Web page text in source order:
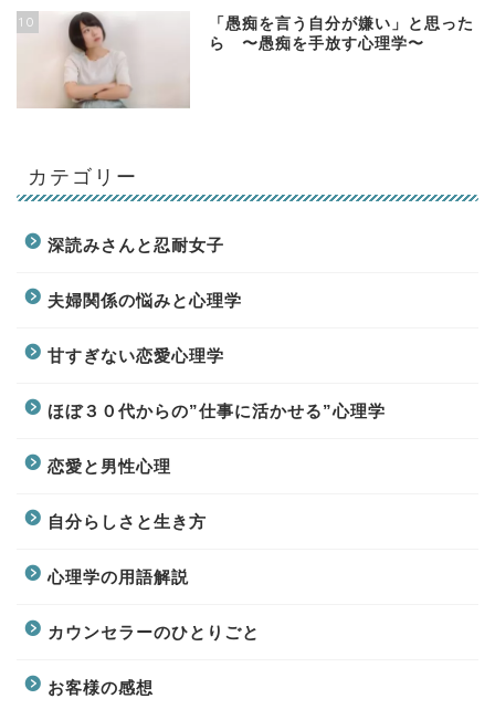
10
「愚痴を言う自分が嫌い」と思った
ら 〜愚痴を手放す心理学〜
カテゴリー
深読みさんと忍耐女子
夫婦関係の悩みと心理学
甘すぎない恋愛心理学
ほぼ３０代からの”仕事に活かせる”心理学
恋愛と男性心理
自分らしさと生き方
心理学の用語解説
カウンセラーのひとりごと
お客様の感想